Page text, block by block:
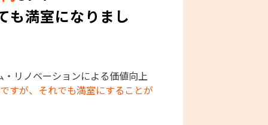
も満室になりまし
リノベーションによる価値向上
すが、それでも満室にすることが